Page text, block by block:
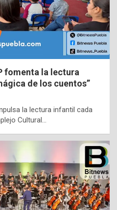
fomenta la lectura
de los cuentos”
la lectura infantil cada
Cultural…